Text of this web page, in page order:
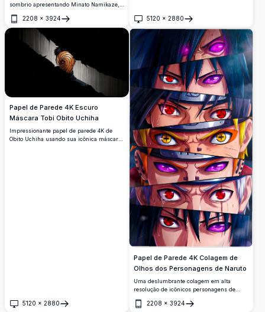
sombrio apresentando Minato Namikaze, o
icônico manto com bordas de chamas e
inscrição em Kanji, com fundo preto
profundo e o símbolo da Aldeia da Folha.
2208 × 3924
Abrir
5120 × 2880
Abrir
Papel de Parede 4K Escuro
Máscara Tobi Obito Uchiha
Impressionante papel de parede 4K de
Obito Uchiha usando sua icônica máscara
5120 × 2880
Abrir
Papel de Parede 4K Colagem de
Olhos dos Personagens de Naruto
Uma deslumbrante colagem em alta
resolução de icônicos personagens de
oculares, incluindo Sharingan, Rinnegan e
2208 × 3924
Abrir